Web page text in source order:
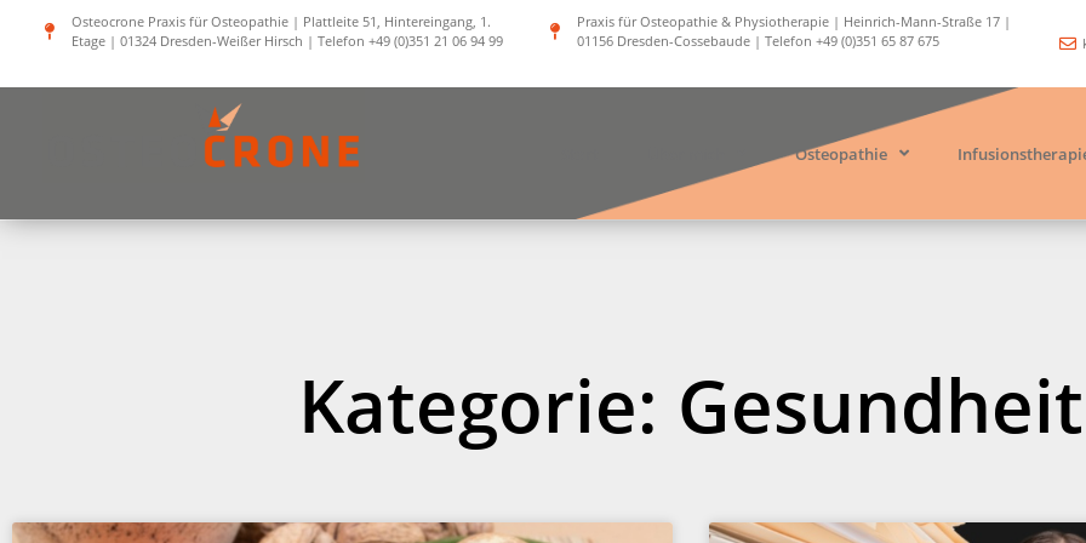
Osteocrone Praxis für Osteopathie | Plattleite 51, Hintereingang, 1.
Etage | 01324 Dresden-Weißer Hirsch | Telefon +49 (0)351 21 06 94 99
Praxis für Osteopathie & Physiotherapie | Heinrich-Mann-Straße 17 |
01156 Dresden-Cossebaude | Telefon +49 (0)351 65 87 675
Osteopathie
Kategorie: Gesundheit